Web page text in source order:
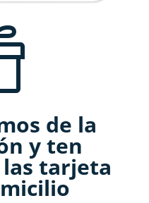
de la
y ten
tarjeta